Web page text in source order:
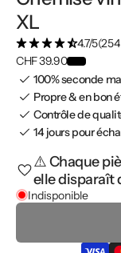
XL
4.7/5(254
CHF 39.90
100% seconde
Propre & en bon
Contrôle de
14 jours pour
⚠️ Chaque
elle disparaît
Indisponible